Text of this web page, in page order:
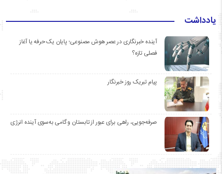
یادداشت
آینده خبرنگاری در عصر هوش مصنوعی؛ پایان یک حرفه یا آغاز
فصلی تازه؟
پیام تبریک روز خبرنگار
صرفه‌جویی، راهی برای عبور از تابستان و گامی به‌سوی آینده انرژی